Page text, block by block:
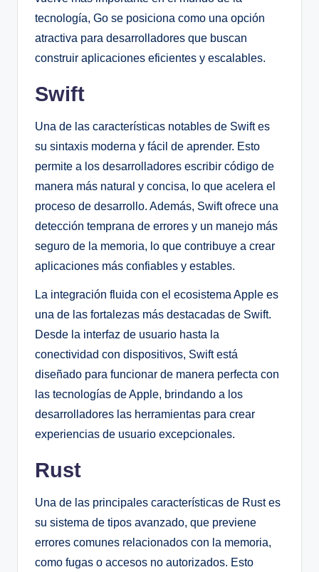
tecnología, Go se posiciona como una opción
atractiva para desarrolladores que buscan
construir aplicaciones eficientes y escalables.
Swift
Una de las características notables de Swift es
su sintaxis moderna y fácil de aprender. Esto
permite a los desarrolladores escribir código de
manera más natural y concisa, lo que acelera el
proceso de desarrollo. Además, Swift ofrece una
detección temprana de errores y un manejo más
seguro de la memoria, lo que contribuye a crear
aplicaciones más confiables y estables.
La integración fluida con el ecosistema Apple es
una de las fortalezas más destacadas de Swift.
Desde la interfaz de usuario hasta la
conectividad con dispositivos, Swift está
diseñado para funcionar de manera perfecta con
las tecnologías de Apple, brindando a los
desarrolladores las herramientas para crear
experiencias de usuario excepcionales.
Rust
Una de las principales características de Rust es
su sistema de tipos avanzado, que previene
errores comunes relacionados con la memoria,
como fugas o accesos no autorizados. Esto